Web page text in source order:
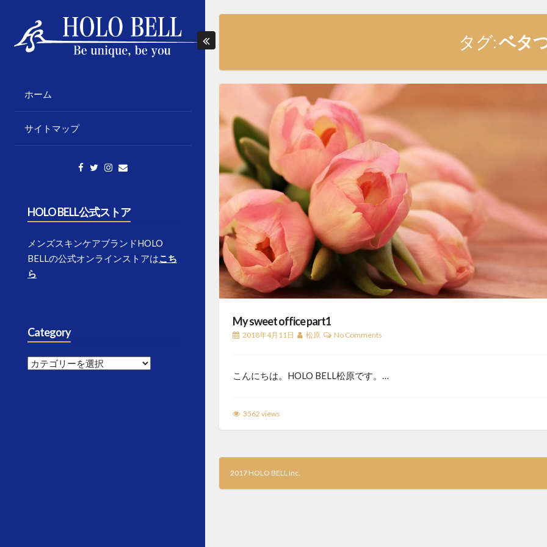
content
ホーム
サイトマップ
HOLO BELL公式ストア
メンズスキンケアブランドHOLO
BELLの公式オンラインストアはこち
ら
Category
Category
タグ:ベタ
My sweet office part1
2018年4月11日 松原 No Comments
こんにちは。HOLO BELL松原です。…
3562 views
2017 HOLO BELL Inc.